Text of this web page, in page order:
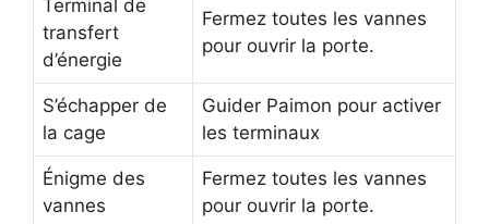
Terminal de
transfert
d’énergie
Fermez toutes les vannes
pour ouvrir la porte.
S’échapper de
la cage
Guider Paimon pour activer
les terminaux
Énigme des
vannes
Fermez toutes les vannes
pour ouvrir la porte.